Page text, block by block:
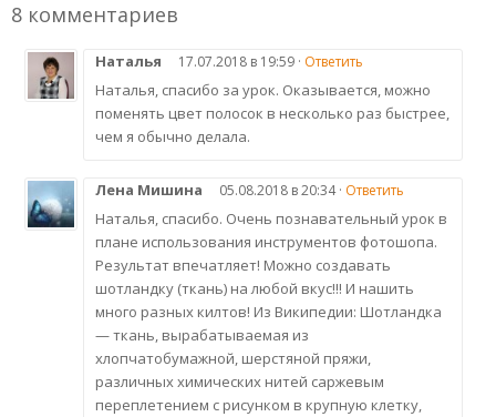
8 комментариев
Наталья 17.07.2018 в 19:59 · Ответить
Наталья, спасибо за урок. Оказывается, можно
поменять цвет полосок в несколько раз быстрее,
чем я обычно делала.
Лена Мишина 05.08.2018 в 20:34 · Ответить
Наталья, спасибо. Очень познавательный урок в
плане использования инструментов фотошопа.
Результат впечатляет! Можно создавать
шотландку (ткань) на любой вкус!!! И нашить
много разных килтов! Из Википедии: Шотландка
— ткань, вырабатываемая из
хлопчатобумажной, шерстяной пряжи,
различных химических нитей саржевым
переплетением с рисунком в крупную клетку,